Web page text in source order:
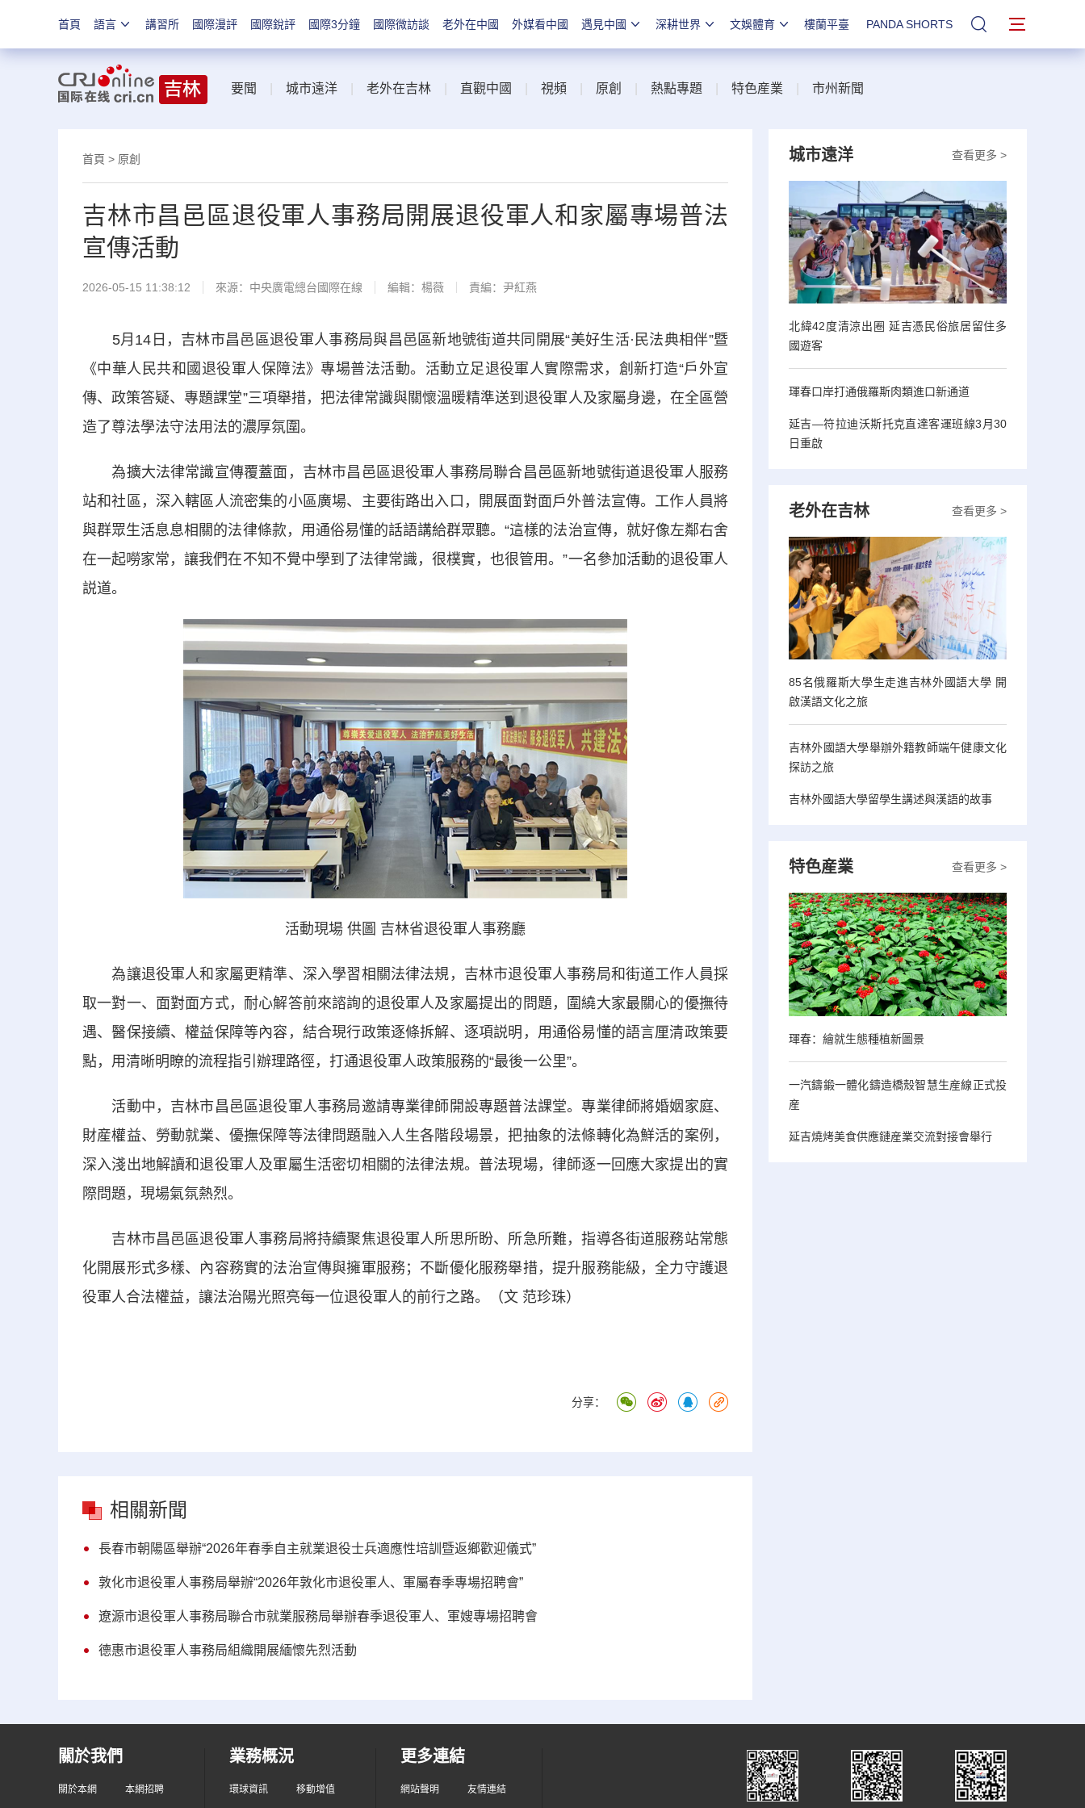
首頁 語言 講習所 國際漫評 國際銳評 國際3分鐘 國際微訪談 老外在中國 外媒看中國 遇見中國 深耕世界 文娛體育 樓蘭平臺 PANDA SHORTS 站內搜索
要聞 城市遠洋 老外在吉林 直觀中國 視頻 原創 熱點專題 特色産業 市州新聞
首頁 > 原創
吉林市昌邑區退役軍人事務局開展退役軍人和家屬專場普法
宣傳活動
2026-05-15 11:38:12 來源：中央廣電總台國際在線 編輯：楊薇 責編：尹紅燕
5月14日，吉林市昌邑區退役軍人事務局與昌邑區新地號街道共同開展“美好生活·民法典相伴”暨
《中華人民共和國退役軍人保障法》專場普法活動。活動立足退役軍人實際需求，創新打造“戶外宣
傳、政策答疑、專題課堂”三項舉措，把法律常識與關懷溫暖精準送到退役軍人及家屬身邊，在全區營
造了尊法學法守法用法的濃厚氛圍。
為擴大法律常識宣傳覆蓋面，吉林市昌邑區退役軍人事務局聯合昌邑區新地號街道退役軍人服務
站和社區，深入轄區人流密集的小區廣場、主要街路出入口，開展面對面戶外普法宣傳。工作人員將
與群眾生活息息相關的法律條款，用通俗易懂的話語講給群眾聽。“這樣的法治宣傳，就好像左鄰右舍
在一起嘮家常，讓我們在不知不覺中學到了法律常識，很樸實，也很管用。”一名參加活動的退役軍人
説道。
活動現場 供圖 吉林省退役軍人事務廳
為讓退役軍人和家屬更精準、深入學習相關法律法規，吉林市退役軍人事務局和街道工作人員採
取一對一、面對面方式，耐心解答前來諮詢的退役軍人及家屬提出的問題，圍繞大家最關心的優撫待
遇、醫保接續、權益保障等內容，結合現行政策逐條拆解、逐項説明，用通俗易懂的語言厘清政策要
點，用清晰明瞭的流程指引辦理路徑，打通退役軍人政策服務的“最後一公里”。
活動中，吉林市昌邑區退役軍人事務局邀請專業律師開設專題普法課堂。專業律師將婚姻家庭、
財産權益、勞動就業、優撫保障等法律問題融入人生各階段場景，把抽象的法條轉化為鮮活的案例，
深入淺出地解讀和退役軍人及軍屬生活密切相關的法律法規。普法現場，律師逐一回應大家提出的實
際問題，現場氣氛熱烈。
吉林市昌邑區退役軍人事務局將持續聚焦退役軍人所思所盼、所急所難，指導各街道服務站常態
化開展形式多樣、內容務實的法治宣傳與擁軍服務；不斷優化服務舉措，提升服務能級，全力守護退
役軍人合法權益，讓法治陽光照亮每一位退役軍人的前行之路。（文 范珍珠）
分享：
相關新聞
長春市朝陽區舉辦“2026年春季自主就業退役士兵適應性培訓暨返鄉歡迎儀式”
敦化市退役軍人事務局舉辦“2026年敦化市退役軍人、軍屬春季專場招聘會”
遼源市退役軍人事務局聯合市就業服務局舉辦春季退役軍人、軍嫂專場招聘會
德惠市退役軍人事務局組織開展緬懷先烈活動
查看更多 >
城市遠洋
北緯42度清涼出圈 延吉憑民俗旅居留住多
國遊客
琿春口岸打通俄羅斯肉類進口新通道
延吉—符拉迪沃斯托克直達客運班線3月30
日重啟
查看更多 >
老外在吉林
85名俄羅斯大學生走進吉林外國語大學 開
啟漢語文化之旅
吉林外國語大學舉辦外籍教師端午健康文化
探訪之旅
吉林外國語大學留學生講述與漢語的故事
查看更多 >
特色産業
琿春：繪就生態種植新圖景
一汽鑄鍛一體化鑄造橋殼智慧生産線正式投
産
延吉燒烤美食供應鏈産業交流對接會舉行
關於我們
關於本網 本網招聘
業務概況
環球資訊 移動增值
更多連結
網站聲明 友情連結